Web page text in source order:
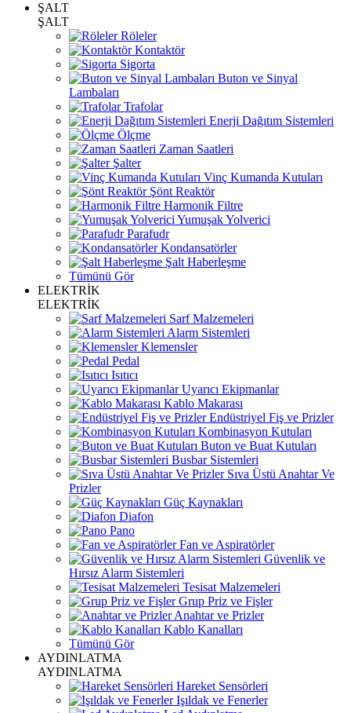
ŞALT
ŞALT
Röleler
Kontaktör
Sigorta
Buton ve Sinyal
Lambaları
Trafolar
Enerji Dağıtım Sistemleri
Ölçme
Zaman Saatleri
Şalter
Vinç Kumanda Kutuları
Şönt Reaktör
Harmonik Filtre
Yumuşak Yolverici
Parafudr
Kondansatörler
Şalt Haberleşme
Tümünü Gör
ELEKTRİK
ELEKTRİK
Sarf Malzemeleri
Alarm Sistemleri
Klemensler
Pedal
Isıtıcı
Uyarıcı Ekipmanlar
Kablo Makarası
Endüstriyel Fiş ve Prizler
Kombinasyon Kutuları
Buton ve Buat Kutuları
Busbar Sistemleri
Sıva Üstü Anahtar Ve
Prizler
Güç Kaynakları
Diafon
Pano
Fan ve Aspiratörler
Güvenlik ve
Hırsız Alarm Sistemleri
Tesisat Malzemeleri
Grup Priz ve Fişler
Anahtar ve Prizler
Kablo Kanalları
Tümünü Gör
AYDINLATMA
AYDINLATMA
Hareket Sensörleri
Işıldak ve Fenerler